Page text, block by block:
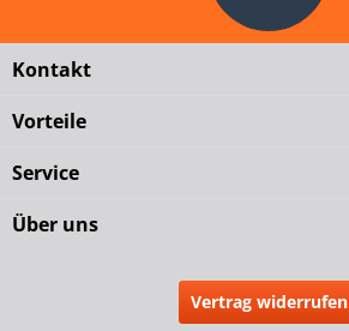
Kontakt
Vorteile
Service
Über uns
Vertrag widerrufen